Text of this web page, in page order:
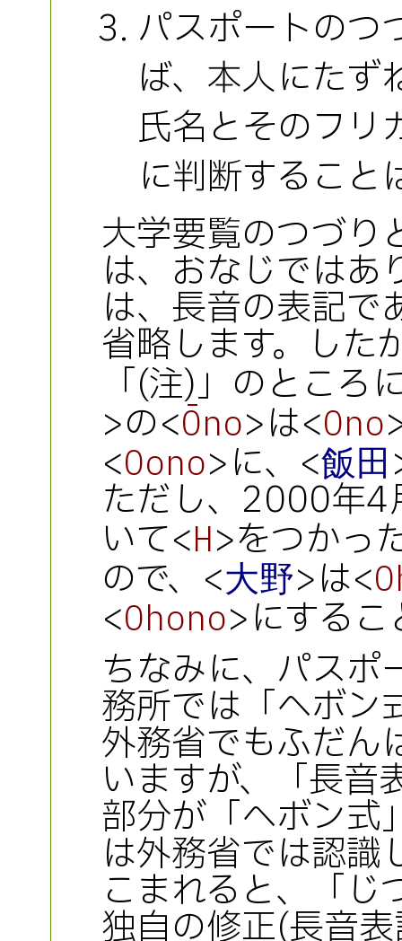
パスポートのつ
ば、本人にたず
氏名とそのフリ
に判断すること
大学要覧のつづり
は、おなじではあ
は、長音の表記で
省略します。した
「(注)」のところ
>の<Ōno>は<Ono
<Oono>に、<飯田
ただし、2000年4
いて<H>をつかっ
ので、<大野>は<
<Ohono>にするこ
ちなみに、パスポ
務所では「ヘボン
外務省でもふだん
いますが、「長音
部分が「ヘボン式
は外務省では認識
こまれると、「じ
独自の修正(長音